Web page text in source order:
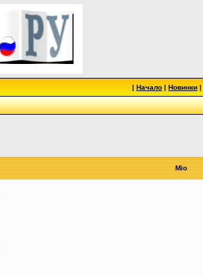
| Начало | Новинки |
Mio